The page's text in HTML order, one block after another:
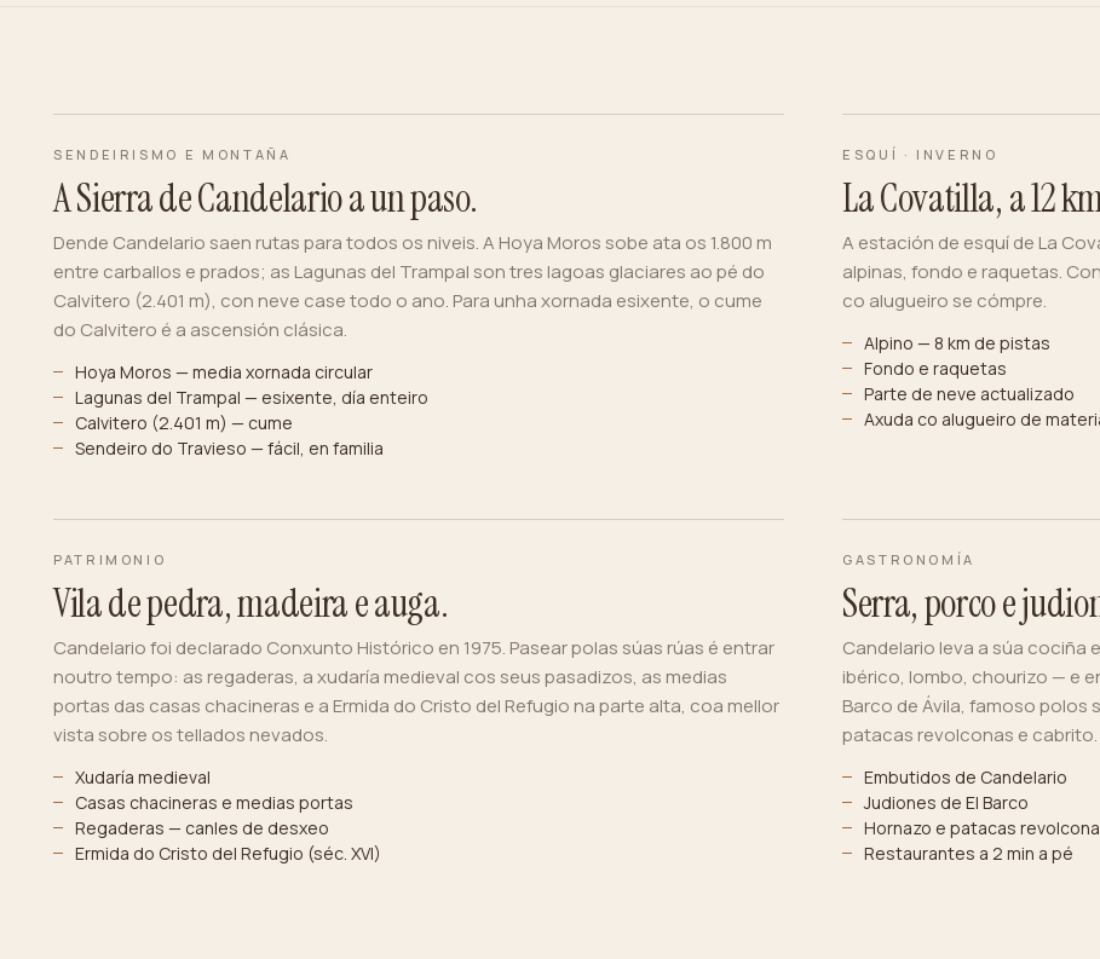
SENDEIRISMO E MONTAÑA
A Sierra de Candelario a un paso.
Dende Candelario saen rutas para todos os niveis. A Hoya Moros sobe ata os 1.800 m
entre carballos e prados; as Lagunas del Trampal son tres lagoas glaciares ao pé do
Calvitero (2.401 m), con neve case todo o ano. Para unha xornada esixente, o cume
do Calvitero é a ascensión clásica.
Hoya Moros — media xornada circular
Lagunas del Trampal — esixente, día enteiro
Calvitero (2.401 m) — cume
Sendeiro do Travieso — fácil, en familia
ESQUÍ · INVERNO
La Covatilla, a 12
A estación de esquí de La
alpinas, fondo e raquetas.
co alugueiro se cómpre.
Alpino — 8 km de pistas
Fondo e raquetas
Parte de neve actualizado
Axuda co alugueiro de
PATRIMONIO
Vila de pedra, madeira e auga.
Candelario foi declarado Conxunto Histórico en 1975. Pasear polas súas rúas é entrar
noutro tempo: as regaderas, a xudaría medieval cos seus pasadizos, as medias
portas das casas chacineras e a Ermida do Cristo del Refugio na parte alta, coa mellor
vista sobre os tellados nevados.
Xudaría medieval
Casas chacineras e medias portas
Regaderas — canles de desxeo
Ermida do Cristo del Refugio (séc. XVI)
GASTRONOMÍA
Serra, porco e
Candelario leva a súa cociña
ibérico, lombo, chourizo — e
Barco de Ávila, famoso
patacas revolconas e cabrito.
Embutidos de Candelario
Judiones de El Barco
Hornazo e patacas
Restaurantes a 2 min a pé